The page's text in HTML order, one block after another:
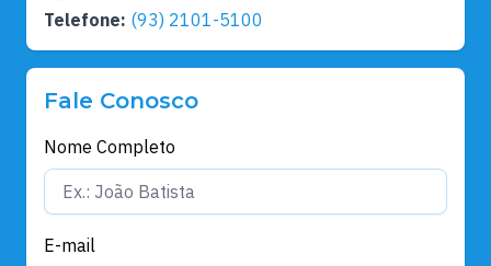
Telefone: (93) 2101-5100
Fale Conosco
Nome Completo
E-mail